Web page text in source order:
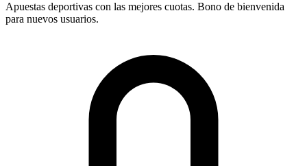
Apuestas deportivas con las mejores cuotas. Bono de bienvenida
para nuevos usuarios.